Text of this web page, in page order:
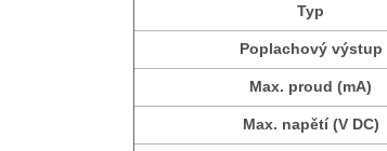
Typ
Poplachový výstup
Max. proud (mA)
Max. napětí (V DC)